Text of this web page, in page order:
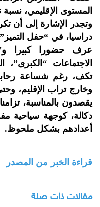
المستوى الإقليمي، نسبة
وتجدر الإشارة إلى أن
دراسيا، في “حفل
عرف حضورا كبيرا
الاجتماعات
تكف، رغم شساعة
وخارج تراب الإقليم،
يقصدون بالمناسبة،
دكالة، كوجهة سياحية
أعدادهم بشكل ملحوظ.
قراءة الخبر من المصدر
مقالات ذات صلة